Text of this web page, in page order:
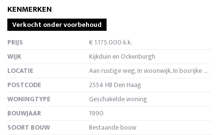
KENMERKEN
Verkocht onder voorbehoud
PRIJS
€ 1.175.000 k.k.
WIJK
Kijkduin en Ockenburgh
LOCATIE
Aan rustige weg, In woonwijk, In bosrijke omgeving
POSTCODE
2554 HB Den Haag
WONINGTYPE
Geschakelde woning
BOUWJAAR
1990
SOORT BOUW
Bestaande bouw